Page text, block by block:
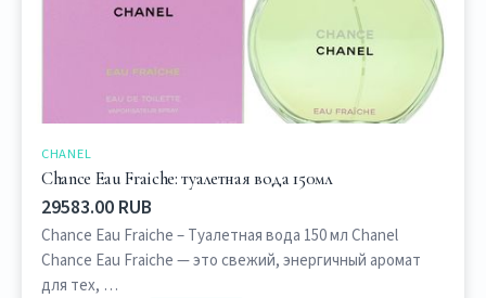
CHANEL
Chance Eau Fraiche: туалетная вода 150мл
29583.00 RUB
Chance Eau Fraiche – Туалетная вода 150 мл Chanel
Chance Eau Fraiche — это свежий, энергичный аромат
для тех, …